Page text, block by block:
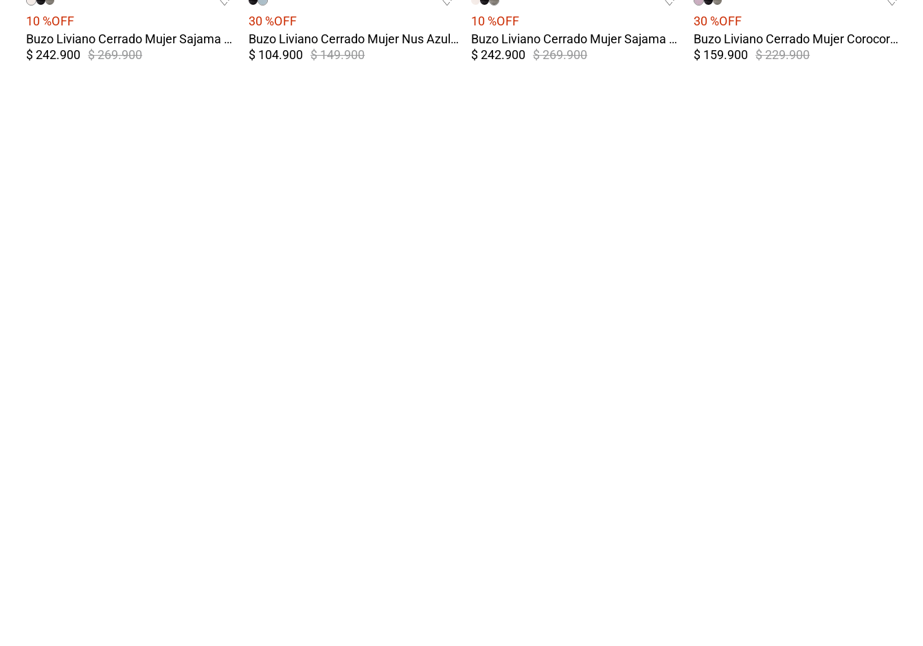
10 %OFF
Buzo Liviano Cerrado Mujer Sajama Blanco
$ 242.900 $ 269.900
30 %OFF
Buzo Liviano Cerrado Mujer Nus Azul Claro
$ 104.900 $ 149.900
10 %OFF
Buzo Liviano Cerrado Mujer Sajama Verde
$ 242.900 $ 269.900
30 %OFF
Buzo Liviano Cerrado Mujer Corocoro Morado
$ 159.900 $ 229.900